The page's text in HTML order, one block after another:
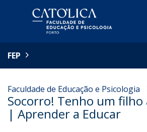
FEP
Faculdade de Educação e Psicologia
Socorro! Tenho um filho
| Aprender a Educar